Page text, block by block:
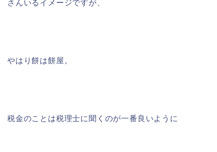
さんいるイメージですが、
やはり餅は餅屋。
税金のことは税理士に聞くのが一番良いように